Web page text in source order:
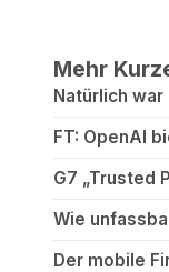
Mehr
Natürlich war
FT: OpenAI
G7 „Trusted
Wie
Der mobile